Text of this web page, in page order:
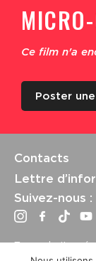
Ce film n'a
Poster
Contacts
Lettre
Suivez-nous :
Tous droits